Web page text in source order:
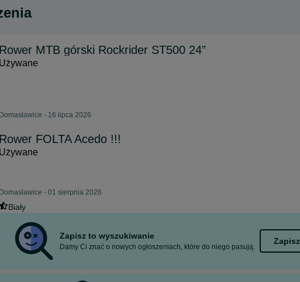
Rower MTB górski Rockrider ST500 24”
Używane
Domasławice - 16 lipca 2026
Rower FOLTA Acedo !!!
Używane
Domasławice - 01 sierpnia 2026
Biały
Zapisz to wyszukiwanie
Damy Ci znać o nowych ogłoszeniach, które do niego pasują.
Zapisz